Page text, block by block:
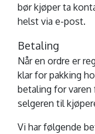
bør kjøper ta
helst via e-post.
Betaling
Når en ordre er
klar for pakking
betaling for
selgeren til
Vi har følgende